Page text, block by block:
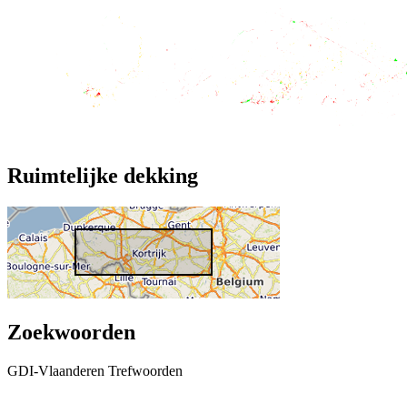
Ruimtelijke dekking
Zoekwoorden
GDI-Vlaanderen Trefwoorden